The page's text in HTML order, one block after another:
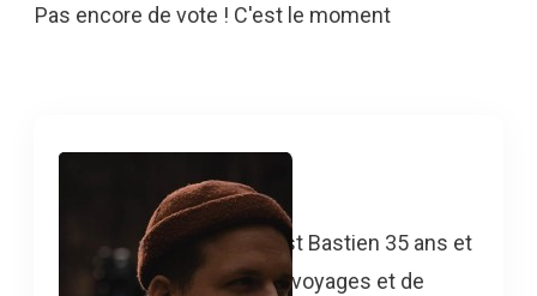
Pas encore de vote ! C'est le moment
Bastien
Hello, moi c'est Bastien 35 ans et
passionné de voyages et de